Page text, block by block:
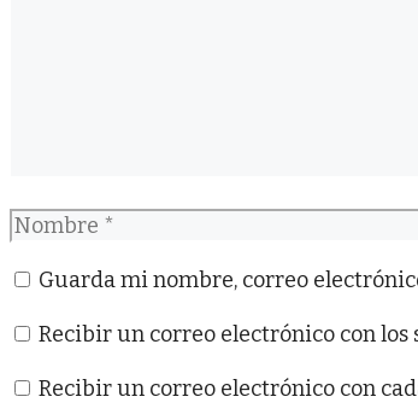
Nombre
Guarda mi nombre, correo
Recibir un correo electrónico con
Recibir un correo electrónico con